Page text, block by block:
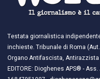
Testata giornalistica
inchieste. Tribunale di Roma
Organo Antifascista,
EDITORE: Dioghenes APS® -